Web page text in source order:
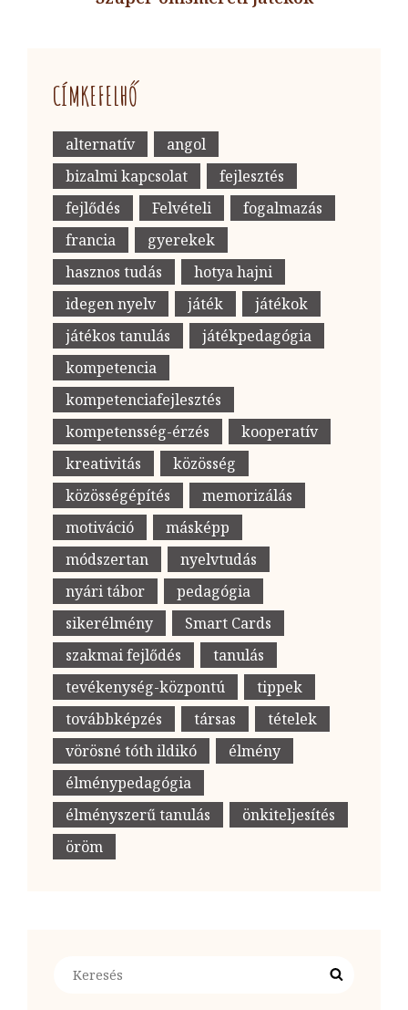
CÍMKEFELHŐ
alternatív
angol
bizalmi kapcsolat
fejlesztés
fejlődés
Felvételi
fogalmazás
francia
gyerekek
hasznos tudás
hotya hajni
idegen nyelv
játék
játékok
játékos tanulás
játékpedagógia
kompetencia
kompetenciafejlesztés
kompetensség-érzés
kooperatív
kreativitás
közösség
közösségépítés
memorizálás
motiváció
másképp
módszertan
nyelvtudás
nyári tábor
pedagógia
sikerélmény
Smart Cards
szakmai fejlődés
tanulás
tevékenység-központú
tippek
továbbképzés
társas
tételek
vörösné tóth ildikó
élmény
élménypedagógia
élményszerű tanulás
önkiteljesítés
öröm
Search